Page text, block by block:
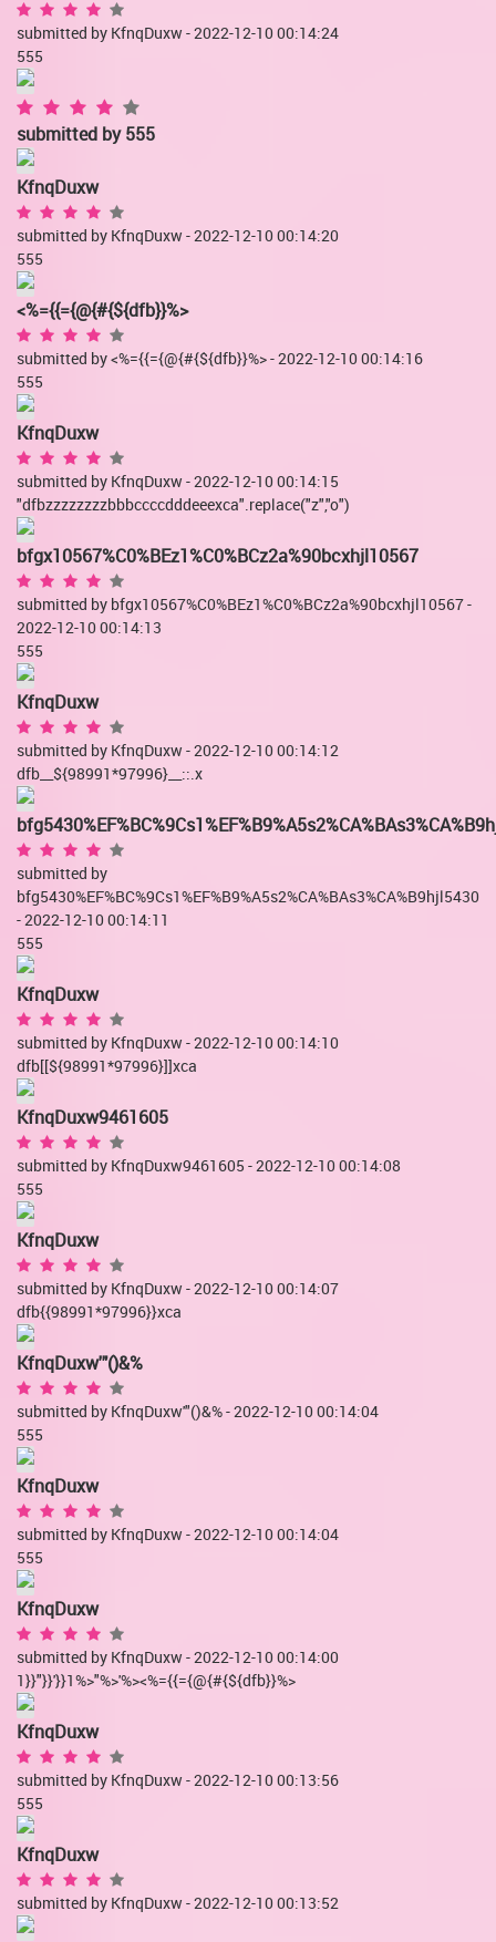
submitted by KfnqDuxw - 2022-12-10 00:14:24
555
submitted by555
KfnqDuxw
submitted by KfnqDuxw - 2022-12-10 00:14:20
555
<%={{={@{#{${dfb}}%>
submitted by <%={{={@{#{${dfb}}%> - 2022-12-10 00:14:16
555
KfnqDuxw
submitted by KfnqDuxw - 2022-12-10 00:14:15
"dfbzzzzzzzzbbbccccdddeeexca".replace("z","o")
bfgx10567%C0%BEz1%C0%BCz2a%90bcxhjl10567
submitted by bfgx10567%C0%BEz1%C0%BCz2a%90bcxhjl10567 -
2022-12-10 00:14:13
555
KfnqDuxw
submitted by KfnqDuxw - 2022-12-10 00:14:12
dfb__${98991*97996}__::.x
submitted by
bfg5430%EF%BC%9Cs1%EF%B9%A5s2%CA%BAs3%CA%B9hjl5430
- 2022-12-10 00:14:11
555
KfnqDuxw
submitted by KfnqDuxw - 2022-12-10 00:14:10
dfb[[${98991*97996}]]xca
KfnqDuxw9461605
submitted by KfnqDuxw9461605 - 2022-12-10 00:14:08
555
KfnqDuxw
submitted by KfnqDuxw - 2022-12-10 00:14:07
dfb{{98991*97996}}xca
KfnqDuxw'"()&%
submitted by KfnqDuxw'"()&%- 2022-12-10 00:14:04
555
KfnqDuxw
submitted by KfnqDuxw - 2022-12-10 00:14:04
555
KfnqDuxw
submitted by KfnqDuxw - 2022-12-10 00:14:00
1}}"}}'}}1%>"%>'%><%={{={@{#{${dfb}}%>
KfnqDuxw
submitted by KfnqDuxw - 2022-12-10 00:13:56
555
KfnqDuxw
submitted by KfnqDuxw - 2022-12-10 00:13:52